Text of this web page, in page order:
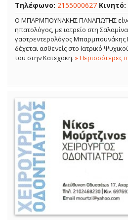
Τηλέφωνο: 2155000627 Κινητό:
Ο ΜΠΑΡΜΠΟΥΝΑΚΗΣ ΠΑΝΑΓΙΩΤΗΣ
ηπατολόγος, με ιατρείο στη
γαστρεντερολόγος Μπαρμπουνάκης
δέχεται ασθενείς στο Ιατρικό
του στην Κατεχάκη. » Περισσότερες